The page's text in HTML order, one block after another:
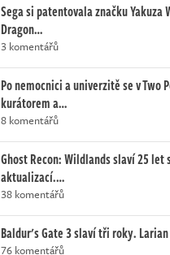
Sega si patentovala značku Yakuza
Dragon…
3 komentářů
Po nemocnici a univerzitě se v Two
kurátorem a…
8 komentářů
Ghost Recon: Wildlands slaví 25 let
aktualizací.…
38 komentářů
Baldur's Gate 3 slaví tři roky.
76 komentářů